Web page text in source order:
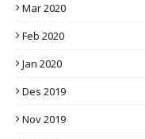
Mar 2020
Feb 2020
Jan 2020
Des 2019
Nov 2019